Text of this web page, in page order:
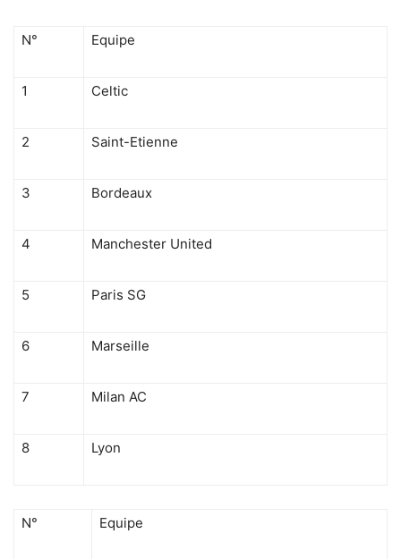
N° Equipe
1 Celtic
2 Saint-Etienne
3 Bordeaux
4 Manchester United
5 Paris SG
6 Marseille
7 Milan AC
8 Lyon
N° Equipe